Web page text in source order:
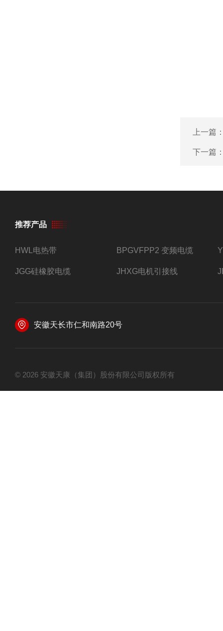
上一篇
下一篇
推荐产品
HWL电热带 BPGVFPP2 变频电缆
JGG硅橡胶电缆 JHXG电机引接线
安徽天长市仁和南路20号
© 2026 安徽天康（集团）股份有限公司版权所有